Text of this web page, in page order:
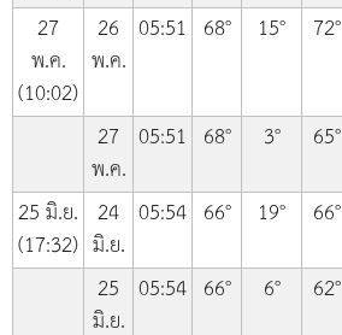
27
พ.ค.
(10:02)
26
พ.ค.
05:51 68° 15° 72°
27
พ.ค.
05:51 68° 3° 65°
25 มิ.ย.
(17:32)
24
มิ.ย.
05:54 66° 19° 66°
25
มิ.ย.
05:54 66° 6° 62°